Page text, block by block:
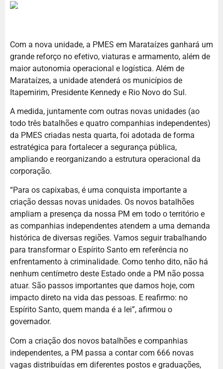
Com a nova unidade, a PMES em Marataízes ganhará um
grande reforço no efetivo, viaturas e armamento, além de
maior autonomia operacional e logística. Além de
Marataízes, a unidade atenderá os municípios de
Itapemirim, Presidente Kennedy e Rio Novo do Sul.
A medida, juntamente com outras novas unidades (ao
todo três batalhões e quatro companhias independentes)
da PMES criadas nesta quarta, foi adotada de forma
estratégica para fortalecer a segurança pública,
ampliando e reorganizando a estrutura operacional da
corporação.
“Para os capixabas, é uma conquista importante a
criação dessas novas unidades. Os novos batalhões
ampliam a presença da nossa PM em todo o território e
as companhias independentes atendem a uma demanda
histórica de diversas regiões. Vamos seguir trabalhando
para transformar o Espírito Santo em referência no
enfrentamento à criminalidade. Como tenho dito, não há
nenhum centímetro deste Estado onde a PM não possa
atuar. São passos importantes que damos hoje, com
impacto direto na vida das pessoas. E reafirmo: no
Espírito Santo, quem manda é a lei”, afirmou o
governador.
Com a criação dos novos batalhões e companhias
independentes, a PM passa a contar com 666 novas
vagas distribuídas em diferentes postos e graduações,